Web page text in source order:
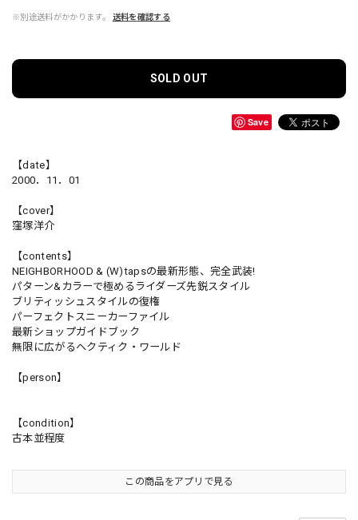
※別途送料がかかります。 送料を確認する
SOLD OUT
Save
【date】
2000．11．01
【cover】
窪塚洋介
【contents】
NEIGHBORHOOD & (W)tapsの最新形態、完全武装!
パターン&カラーで極めるライダーズ先鋭スタイル
ブリティッシュスタイルの復権
パーフェクトスニーカーファイル
最新ショップガイドブック
無限に広がるヘクティク・ワールド
【person】
【condition】
古本並程度
この商品をアプリで見る